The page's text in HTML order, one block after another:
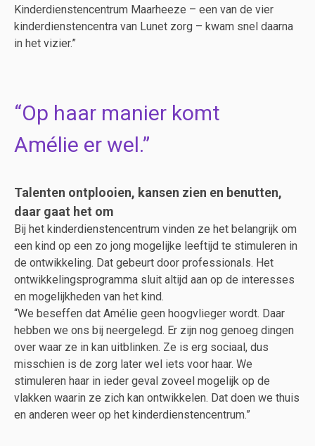
Kinderdienstencentrum Maarheeze – een van de vier
kinderdienstencentra van Lunet zorg – kwam snel daarna
in het vizier.”
Op haar manier komt
Amélie er wel.
Talenten ontplooien, kansen zien en benutten,
daar gaat het om
Bij het kinderdienstencentrum vinden ze het belangrijk om
een kind op een zo jong mogelijke leeftijd te stimuleren in
de ontwikkeling. Dat gebeurt door professionals. Het
ontwikkelingsprogramma sluit altijd aan op de interesses
en mogelijkheden van het kind.
“We beseffen dat Amélie geen hoogvlieger wordt. Daar
hebben we ons bij neergelegd. Er zijn nog genoeg dingen
over waar ze in kan uitblinken. Ze is erg sociaal, dus
misschien is de zorg later wel iets voor haar. We
stimuleren haar in ieder geval zoveel mogelijk op de
vlakken waarin ze zich kan ontwikkelen. Dat doen we thuis
en anderen weer op het kinderdienstencentrum.”